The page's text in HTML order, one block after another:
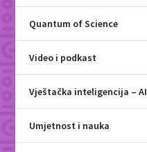
Quantum of Science
Video i podkast
Vještačka inteligencija – AI
Umjetnost i nauka